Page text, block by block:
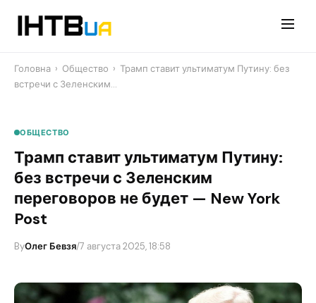
Головна › Общество › ​Трамп ставит ультиматум Путину: без
встречи с Зеленским…
ОБЩЕСТВО
​Трамп ставит ультиматум Путину:
без встречи с Зеленским
переговоров не будет — New York
Post
ByОлег Бевзя/7 августа 2025, 18:58